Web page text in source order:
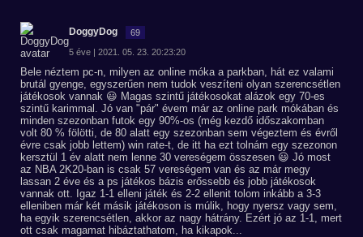
DoggyDog 69
5 éve | 2021. 05. 23. 20:23:20
Bele néztem pc-n, milyen az online móka a parkban, hát ez valami
brutál gyenge, egyszerűen nem tudok veszíteni olyan szerencsétlen
játékosok vannak 😃 Magas szintű játékosokat alázok egy 70-es
szintű karimmal. Jó van "pár" évem már az online park mókában és
minden szezonban futok egy 90%-os (még kezdő időszakomban
volt 80 % fölötti, de 80 alatt egy szezonban sem végeztem és évről
évre csak jobb lettem) win rate-t, de itt ha ezt tolnám egy szezonon
kersztül 1 év alatt nem lenne 30 vereségem összesen 😃 Jó most
az NBA 2K20-ban is csak 57 vereségem van és az már megy
lassan 2 éve és a ps játékos bázis erőssebb és jobb játékosok
vannak ott. Igaz 1-1 elleni játék és 2-2 ellenit tolom inkább a 3-3
elleniben már két másik játékoson is múlik, hogy nyersz vagy sem,
ha egyik szerencsétlen, akkor az nagy hátrány. Ezért jó az 1-1, mert
ott csak magamat hibáztathatom, ha kikapok...